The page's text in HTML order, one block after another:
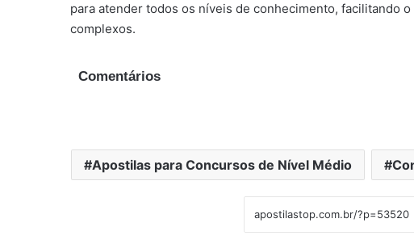
para atender todos os níveis de conhecimento, facilitando
complexos.
Comentários
Apostilas para Concursos de Nível Médio